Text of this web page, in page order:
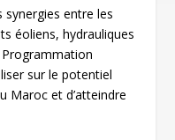
entre les
éoliens, hydrauliques
sur le potentiel
Maroc et d’atteindre